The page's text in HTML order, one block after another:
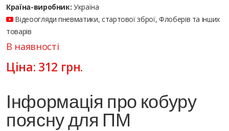
Країна-виробник: Україна
Відеоогляди пневматики, стартової зброї, Флоберів та інших
товарів
В наявності
Ціна: 312 грн.
Інформація про кобуру
поясну для ПМ